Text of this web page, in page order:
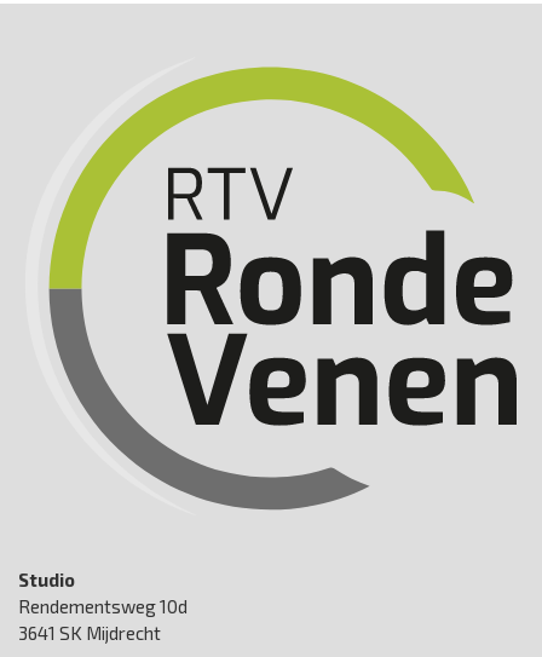
Studio
Rendementsweg 10d
3641 SK Mijdrecht